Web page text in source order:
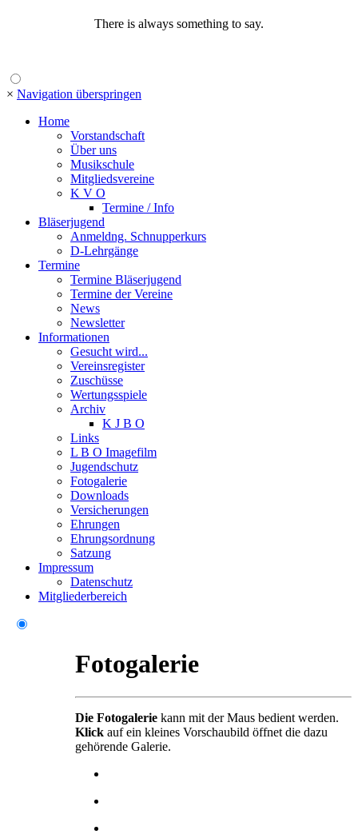
There is always something to say.
× Navigation überspringen
Home
Vorstandschaft
Über uns
Musikschule
Mitgliedsvereine
K V O
Termine / Info
Bläserjugend
Anmeldng. Schnupperkurs
D-Lehrgänge
Termine
Termine Bläserjugend
Termine der Vereine
News
Newsletter
Informationen
Gesucht wird...
Vereinsregister
Zuschüsse
Wertungsspiele
Archiv
K J B O
Links
L B O Imagefilm
Jugendschutz
Fotogalerie
Downloads
Versicherungen
Ehrungen
Ehrungsordnung
Satzung
Impressum
Datenschutz
Mitgliederbereich
Fotogalerie
Die Fotogalerie kann mit der Maus bedient werden.
Klick auf ein kleines Vorschaubild öffnet die dazu
gehörende Galerie.